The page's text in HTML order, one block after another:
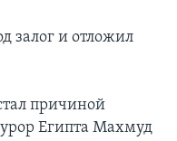
залог и отложил
причиной
Египта Махмуд